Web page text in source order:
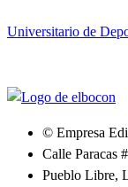
Universitario de
© Empresa
Calle Paracas
Pueblo Libre,